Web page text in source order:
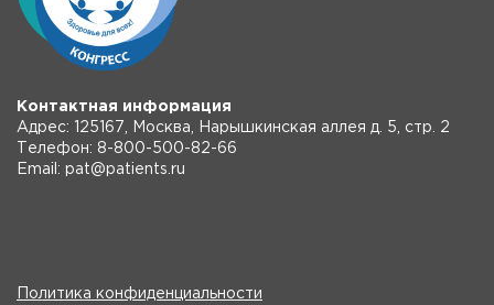
Контактная информация
Адрес: 125167, Москва, Нарышкинская аллея д. 5, стр. 2
Телефон: 8-800-500-82-66
Email: pat@patients.ru
Политика конфиденциальности